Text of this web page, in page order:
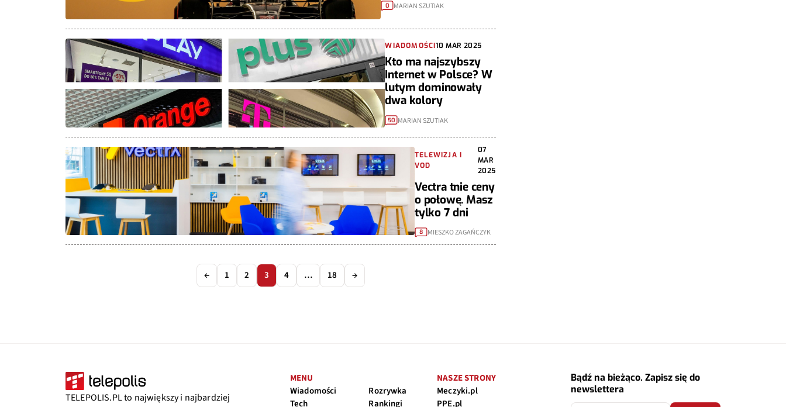
0 MARIAN SZUTIAK
WIADOMOŚCI10 MAR 2025
Kto ma najszybszy
Internet w Polsce? W
lutym dominowały
dwa kolory
50 MARIAN SZUTIAK
TELEWIZJA I
VOD
07
MAR
2025
Vectra tnie ceny
o połowę. Masz
tylko 7 dni
8 MIESZKO ZAGAŃCZYK
← 1 2 3 4 … 18 →
TELEPOLIS.PL to największy i najbardziej
MENU
Wiadomości
Tech
Rozrywka
Rankingi
NASZE STRONY
Meczyki.pl
PPE.pl
Bądź na bieżąco. Zapisz się do
newslettera